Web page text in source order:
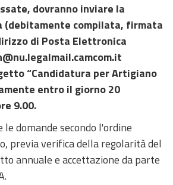
dovranno inviare la
(debitamente compilata, firmata
di Posta Elettronica
“Candidatura per Artigiano
entro il giorno 20
9.00.
le domande secondo l'ordine
previa verifica della regolarità del
annuale e accettazione da parte